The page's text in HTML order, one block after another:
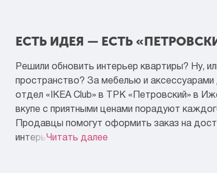
ЕСТЬ ИДЕЯ — ЕСТЬ
Решили обновить интерьер квартиры? Ну,
пространство? За мебелью и аксессуарами
отдел «IKEA Club» в ТРК «Петровский» в
вкупе с приятными ценами порадуют
Продавцы помогут оформить заказ на
интерьера.Читать далее